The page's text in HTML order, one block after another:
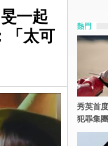
一起
「太可
熱門
秀英首
犯罪集